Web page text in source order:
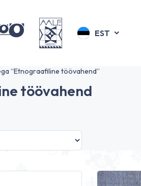
EST
“Etnograafiline töövahend”
töövahend